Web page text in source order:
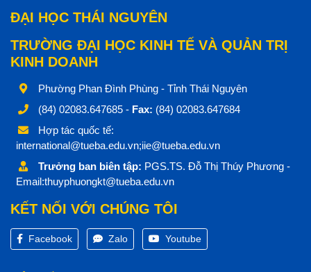
ĐẠI HỌC THÁI NGUYÊN
TRƯỜNG ĐẠI HỌC KINH TẾ VÀ QUẢN TRỊ
KINH DOANH
Phường Phan Đình Phùng - Tỉnh Thái Nguyên
(84) 02083.647685 - Fax: (84) 02083.647684
Hợp tác quốc tế:
international@tueba.edu.vn;iie@tueba.edu.vn
Trưởng ban biên tập: PGS.TS. Đỗ Thị Thúy Phương -
Email:thuyphuongkt@tueba.edu.vn
KẾT NỐI VỚI CHÚNG TÔI
Facebook Zalo Youtube